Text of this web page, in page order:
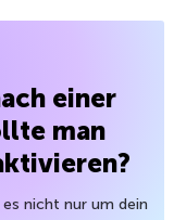
einer
man
nicht nur um dein